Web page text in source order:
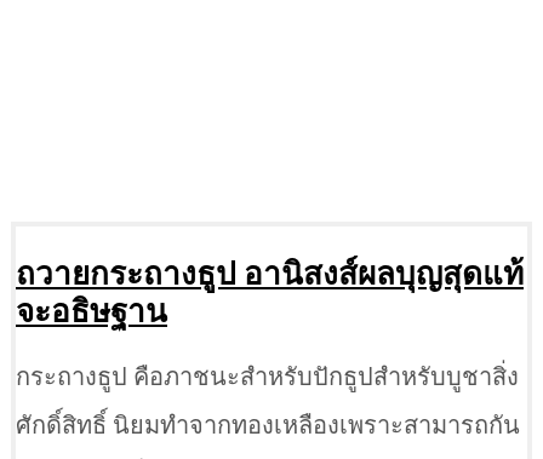
ถวายกระถางธูป อานิสงส์ผลบุญสุดแท้
จะอธิษฐาน
กระถางธูป คือภาชนะสำหรับปักธูปสำหรับบูชาสิ่ง
ศักดิ์สิทธิ์ นิยมทำจากทองเหลืองเพราะสามารถกัน